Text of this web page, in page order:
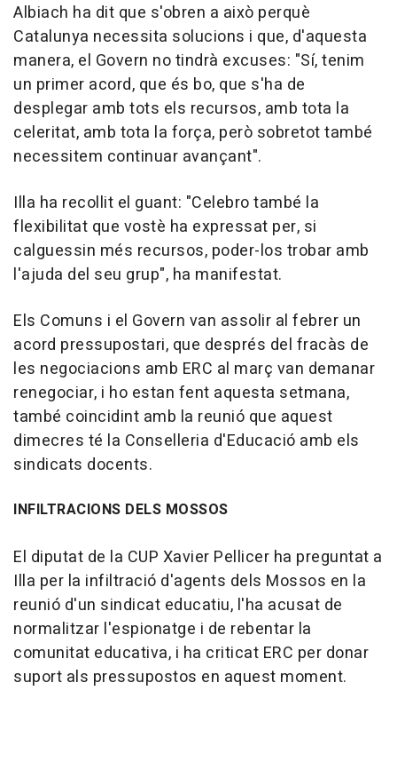
Albiach ha dit que s'obren a això perquè
Catalunya necessita solucions i que, d'aquesta
manera, el Govern no tindrà excuses: "Sí, tenim
un primer acord, que és bo, que s'ha de
desplegar amb tots els recursos, amb tota la
celeritat, amb tota la força, però sobretot també
necessitem continuar avançant".
Illa ha recollit el guant: "Celebro també la
flexibilitat que vostè ha expressat per, si
calguessin més recursos, poder-los trobar amb
l'ajuda del seu grup", ha manifestat.
Els Comuns i el Govern van assolir al febrer un
acord pressupostari, que després del fracàs de
les negociacions amb ERC al març van demanar
renegociar, i ho estan fent aquesta setmana,
també coincidint amb la reunió que aquest
dimecres té la Conselleria d'Educació amb els
sindicats docents.
INFILTRACIONS DELS MOSSOS
El diputat de la CUP Xavier Pellicer ha preguntat a
Illa per la infiltració d'agents dels Mossos en la
reunió d'un sindicat educatiu, l'ha acusat de
normalitzar l'espionatge i de rebentar la
comunitat educativa, i ha criticat ERC per donar
suport als pressupostos en aquest moment.